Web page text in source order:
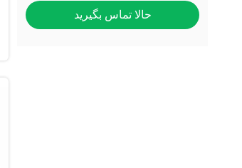
حالا تماس بگیرید